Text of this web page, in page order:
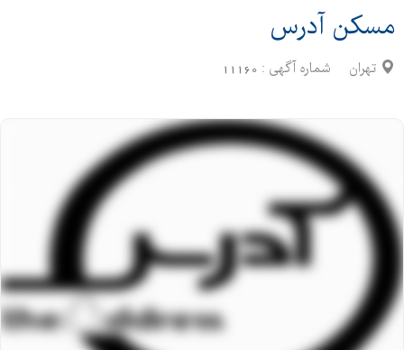
مسکن آدرس
تهران شماره آگهی : 11160